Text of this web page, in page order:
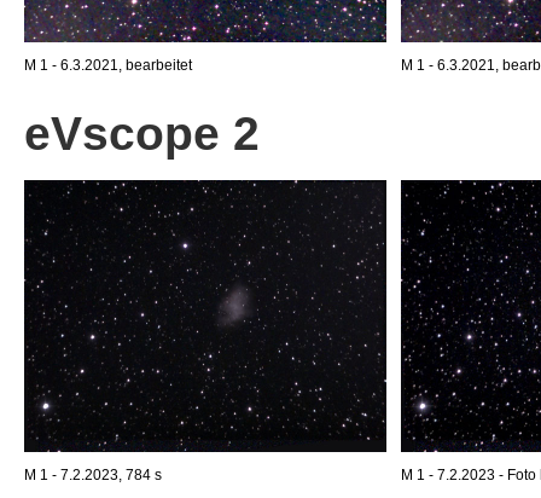
M 1 - 6.3.2021, bearbeitet M 1 - 6.3.2021,
eVscope 2
M 1 - 7.2.2023, 784 s M 1 - 7.2.2023 -